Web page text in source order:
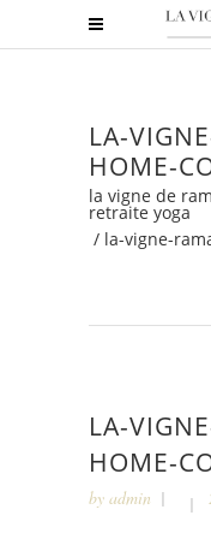
LA-
HOME-
la vigne de
retraite yoga
/ la-vigne-
LA-
HOME-
by admin